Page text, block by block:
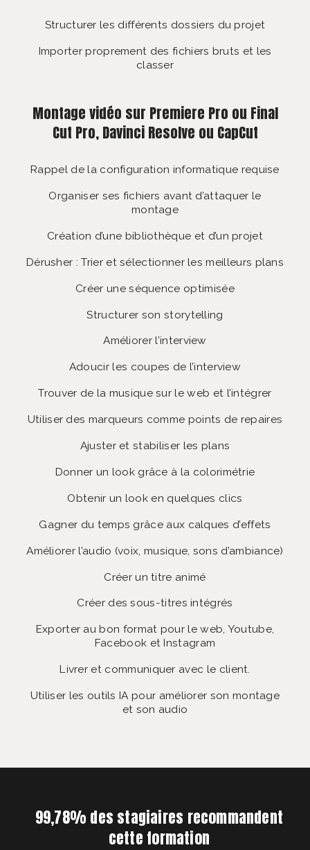
Structurer les différents dossiers du projet
Importer proprement des fichiers bruts et les
classer
Montage vidéo sur Premiere Pro ou Final
Cut Pro, Davinci Resolve ou CapCut
Rappel de la configuration informatique requise
Organiser ses fichiers avant d’attaquer le
montage
Création d’une bibliothèque et d’un projet
Dérusher : Trier et sélectionner les meilleurs plans
Créer une séquence optimisée
Structurer son storytelling
Améliorer l’interview
Adoucir les coupes de l’interview
Trouver de la musique sur le web et l’intégrer
Utiliser des marqueurs comme points de repaires
Ajuster et stabiliser les plans
Donner un look grâce à la colorimétrie
Obtenir un look en quelques clics
Gagner du temps grâce aux calques d’effets
Améliorer l’audio (voix, musique, sons d’ambiance)
Créer un titre animé
Créer des sous-titres intégrés
Exporter au bon format pour le web, Youtube,
Facebook et Instagram
Livrer et communiquer avec le client.
Utiliser les outils IA pour améliorer son montage
et son audio
99,78% des stagiaires recommandent
cette formation